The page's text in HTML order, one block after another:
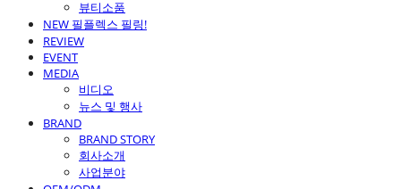
뷰티소품
NEW 필플렉스 필링!
REVIEW
EVENT
MEDIA
비디오
뉴스 및 행사
BRAND
BRAND STORY
회사소개
사업분야